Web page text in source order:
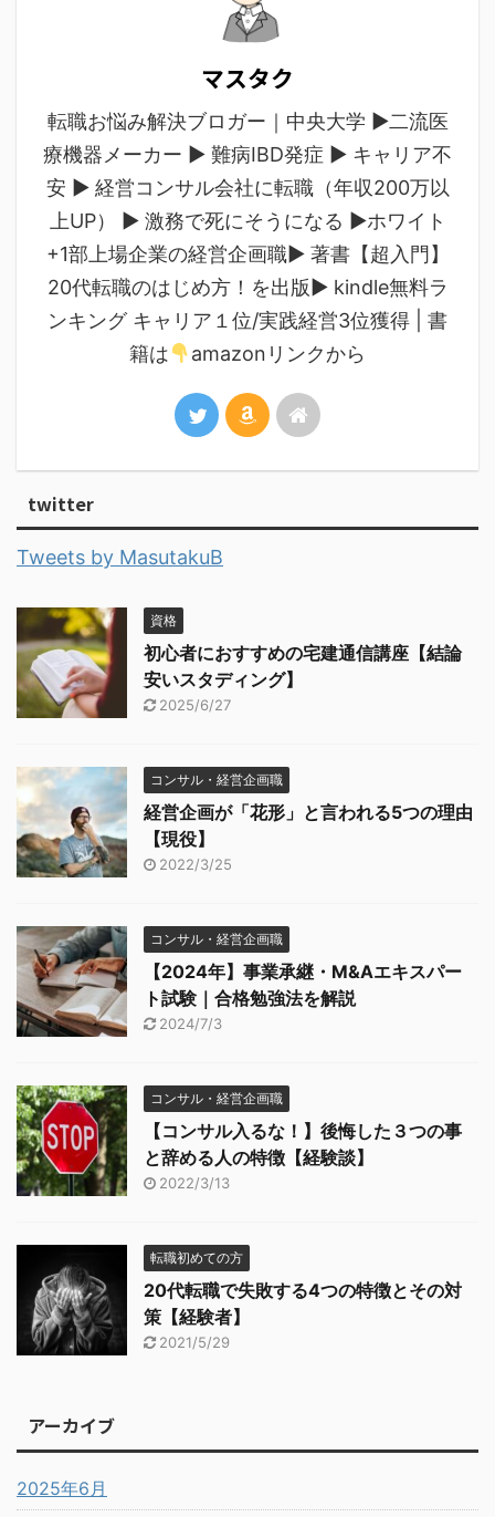
マスタク
転職お悩み解決ブロガー｜中央大学 ▶︎二流医
療機器メーカー ▶︎ 難病IBD発症 ▶︎ キャリア不
安 ▶︎ 経営コンサル会社に転職（年収200万以
上UP） ▶︎ 激務で死にそうになる ▶︎ホワイト
+1部上場企業の経営企画職▶︎ 著書【超入門】
20代転職のはじめ方！を出版▶︎ kindle無料ラ
ンキング キャリア１位/実践経営3位獲得 | 書
籍は
amazonリンクから
twitter
Tweets by MasutakuB
資格
初心者におすすめの宅建通信講座【結論
安いスタディング】
2025/6/27
コンサル・経営企画職
経営企画が「花形」と言われる5つの理由
【現役】
2022/3/25
コンサル・経営企画職
【2024年】事業承継・M&Aエキスパー
ト試験｜合格勉強法を解説
2024/7/3
コンサル・経営企画職
【コンサル入るな！】後悔した３つの事
と辞める人の特徴【経験談】
2022/3/13
転職初めての方
20代転職で失敗する4つの特徴とその対
策【経験者】
2021/5/29
アーカイブ
2025年6月